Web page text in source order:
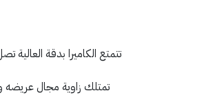
تمتلك زاوية مجال